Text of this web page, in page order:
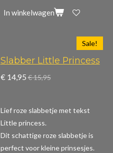
In winkelwagen
Sale!
Slabber Little Princess
€ 14,95 € 15,95
Lief roze slabbetje met tekst
Little princess.
Dit schattige roze slabbetje is
perfect voor kleine prinsesjes.